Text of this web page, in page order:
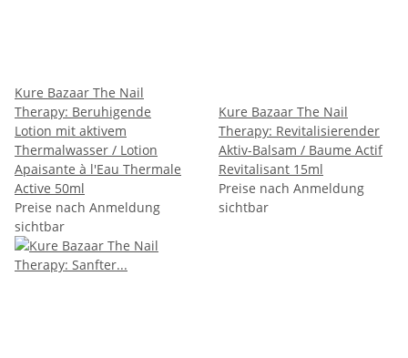
Kure Bazaar The Nail
Therapy: Beruhigende
Lotion mit aktivem
Thermalwasser / Lotion
Apaisante à l'Eau Thermale
Active 50ml
Preise nach Anmeldung
sichtbar
Kure Bazaar The Nail
Therapy: Revitalisierender
Aktiv-Balsam / Baume Actif
Revitalisant 15ml
Preise nach Anmeldung
sichtbar